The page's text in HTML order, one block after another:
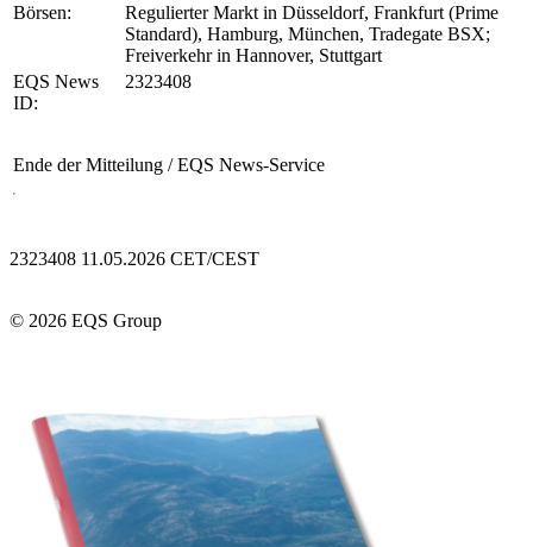
Börsen:
Regulierter Markt in Düsseldorf, Frankfurt (Prime
Standard), Hamburg, München, Tradegate BSX;
Freiverkehr in Hannover, Stuttgart
EQS News
ID:
2323408
Ende der Mitteilung / EQS News-Service
2323408 11.05.2026 CET/CEST
© 2026 EQS Group